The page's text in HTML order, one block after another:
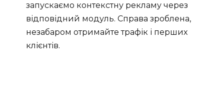
запускаємо контекстну рекламу через
відповідний модуль. Справа зроблена,
незабаром отримайте трафік і перших
клієнтів.